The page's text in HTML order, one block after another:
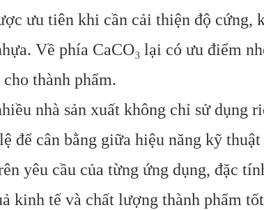
ưu tiên khi cần cải thiện độ cứng,
Về phía CaCO₃ lại có ưu điểm
thành phẩm.
nhà sản xuất không chỉ sử dụng
để cân bằng giữa hiệu năng kỹ
yêu cầu của từng ứng dụng, đặc
kinh tế và chất lượng thành phẩm